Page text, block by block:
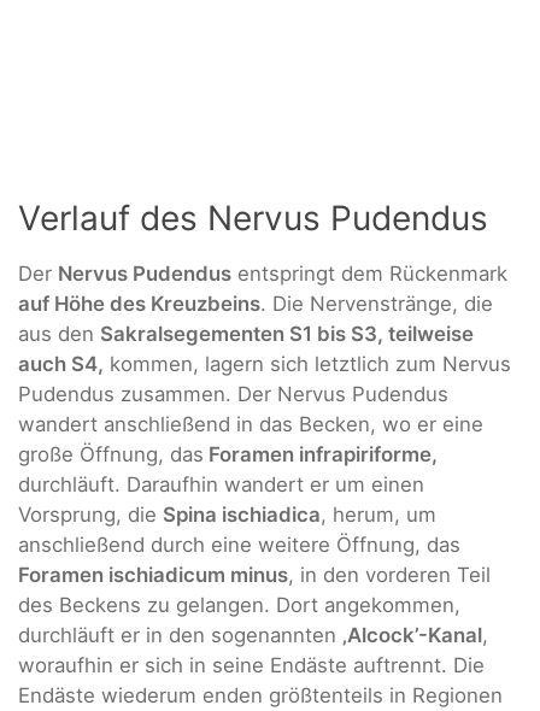
Verlauf des Nervus Pudendus
Der Nervus Pudendus entspringt dem Rückenmark
auf Höhe des Kreuzbeins. Die Nervenstränge, die
aus den Sakralsegementen S1 bis S3, teilweise
auch S4, kommen, lagern sich letztlich zum Nervus
Pudendus zusammen. Der Nervus Pudendus
wandert anschließend in das Becken, wo er eine
große Öffnung, das Foramen infrapiriforme,
durchläuft. Daraufhin wandert er um einen
Vorsprung, die Spina ischiadica, herum, um
anschließend durch eine weitere Öffnung, das
Foramen ischiadicum minus, in den vorderen Teil
des Beckens zu gelangen. Dort angekommen,
durchläuft er in den sogenannten ‚Alcock’-Kanal,
woraufhin er sich in seine Endäste auftrennt. Die
Endäste wiederum enden größtenteils in Regionen